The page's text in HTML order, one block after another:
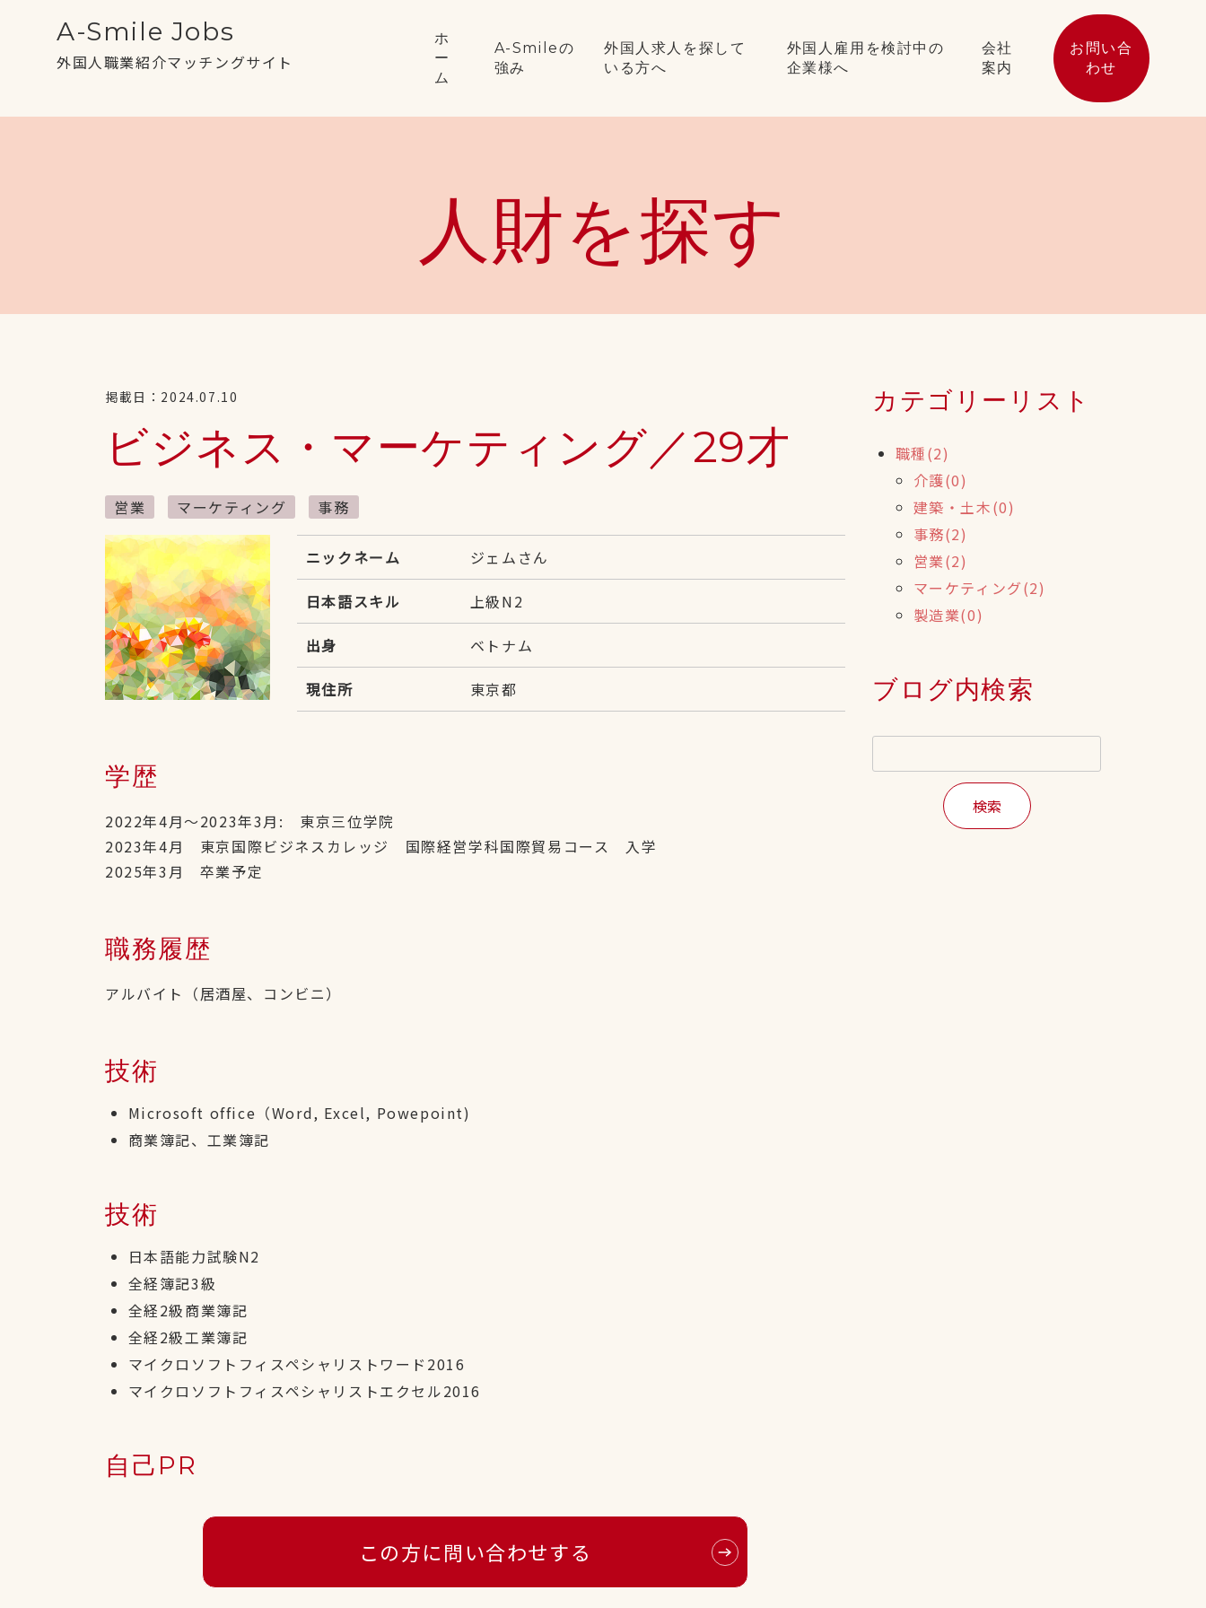
A-Smile Jobs
外国人職業紹介マッチングサイト
ホ
ー
ム
A-Smileの
強み
外国人求人を探して
いる方へ
外国人雇用を検討中の
企業様へ
会社
案内
お問い合
わせ
人財を探す
掲載日：2024.07.10
ビジネス・マーケティング／29才
営業 マーケティング 事務
ニックネーム ジェムさん
日本語スキル 上級N2
出身 ベトナム
現住所 東京都
学歴
2022年4月～2023年3月: 東京三位学院
2023年4月 東京国際ビジネスカレッジ 国際経営学科国際貿易コース 入学
2025年3月 卒業予定
職務履歴
アルバイト（居酒屋、コンビニ）
技術
Microsoft office（Word, Excel, Powepoint)
商業簿記、工業簿記
技術
日本語能力試験N2
全経簿記3級
全経2級商業簿記
全経2級工業簿記
マイクロソフトフィスペシャリストワード2016
マイクロソフトフィスペシャリストエクセル2016
自己PR
この方に問い合わせする
カテゴリーリスト
職種(2)
介護(0)
建築・土木(0)
事務(2)
営業(2)
マーケティング(2)
製造業(0)
ブログ内検索